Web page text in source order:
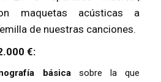
maquetas acústicas a
de nuestras canciones.
€:
básicasobre la que